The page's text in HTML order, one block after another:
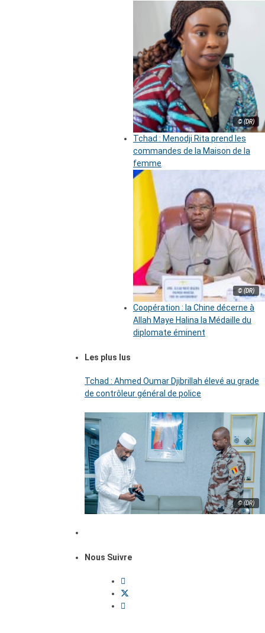
© (DR)
Tchad : Menodji Rita prend les
commandes de la Maison de la
femme
© (DR)
Coopération : la Chine décerne à
Allah Maye Halina la Médaille du
diplomate éminent
Les plus lus
Tchad : Ahmed Oumar Djibrillah élevé au grade
de contrôleur général de police
© (DR)
Nous Suivre